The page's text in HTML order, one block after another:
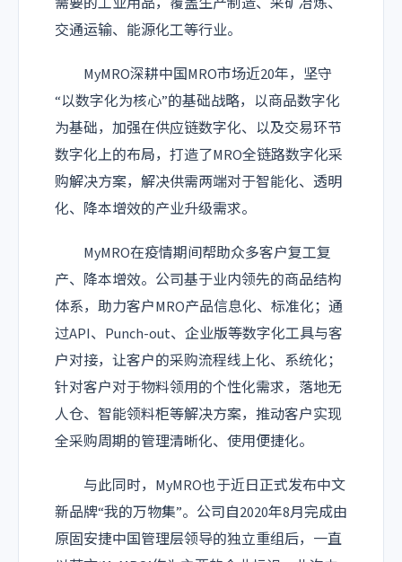
交通运输、能源化工等行业。
MyMRO深耕中国MRO市场近20年，坚守
“以数字化为核心”的基础战略，以商品数字化
为基础，加强在供应链数字化、以及交易环节
数字化上的布局，打造了MRO全链路数字化采
购解决方案，解决供需两端对于智能化、透明
化、降本增效的产业升级需求。
MyMRO在疫情期间帮助众多客户复工复
产、降本增效。公司基于业内领先的商品结构
体系，助力客户MRO产品信息化、标准化；通
过API、Punch-out、企业版等数字化工具与客
户对接，让客户的采购流程线上化、系统化；
针对客户对于物料领用的个性化需求，落地无
人仓、智能领料柜等解决方案，推动客户实现
全采购周期的管理清晰化、使用便捷化。
与此同时，MyMRO也于近日正式发布中文
新品牌“我的万物集”。公司自2020年8月完成由
原固安捷中国管理层领导的独立重组后，一直